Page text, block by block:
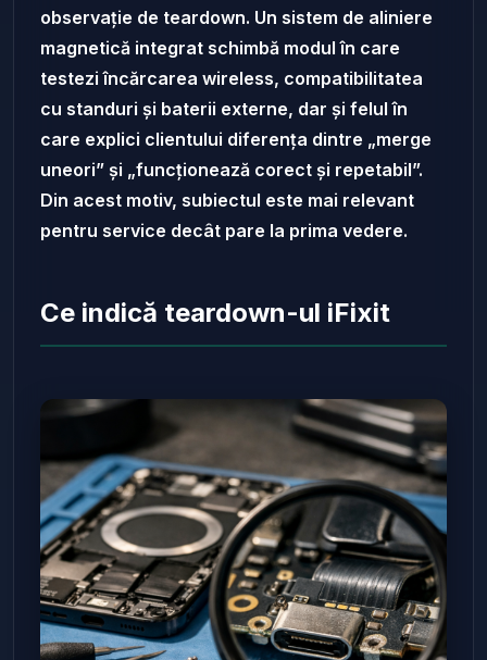
observație de teardown. Un sistem de aliniere
magnetică integrat schimbă modul în care
testezi încărcarea wireless, compatibilitatea
cu standuri și baterii externe, dar și felul în
care explici clientului diferența dintre „merge
uneori” și „funcționează corect și repetabil”.
Din acest motiv, subiectul este mai relevant
pentru service decât pare la prima vedere.
Ce indică teardown-ul iFixit